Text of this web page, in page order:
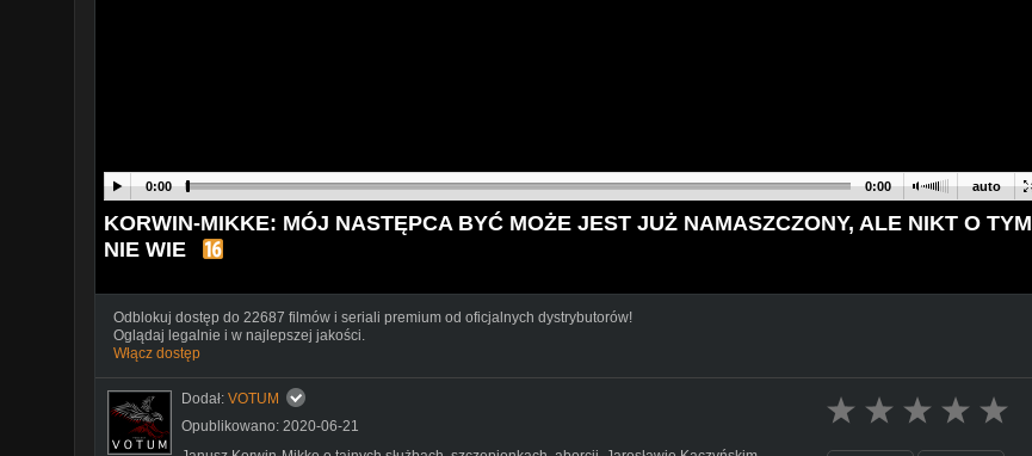
auto
0:00 0:00
KORWIN-MIKKE: MÓJ NASTĘPCA BYĆ MOŻE JEST JUŻ NAMASZCZONY, ALE NIKT O TYM
NIE WIE
Odblokuj dostęp do 22687 filmów i seriali premium od oficjalnych dystrybutorów!
Oglądaj legalnie i w najlepszej jakości.
Włącz dostęp
Dodał: VOTUM
Opublikowano: 2020-06-21